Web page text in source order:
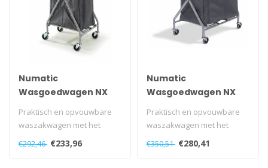
Numatic
Wasgoedwagen NX
1001 grijs
Praktisch en opvouwbare
waszakwagen met het
stalen Nutex buizenframe
€292,46 €233,96
Numatic
Wasgoedwagen NX
1501 grijs
Praktisch en opvouwbare
waszakwagen met het
stalen Nutex buizenframe
€350,51 €280,41